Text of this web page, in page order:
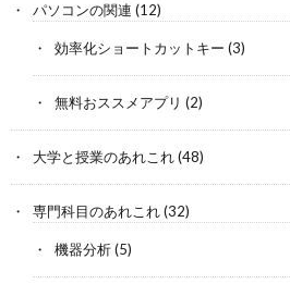
パソコンの関連 (12)
効率化ショートカットキー (3)
無料おススメアプリ (2)
大学と授業のあれこれ(48)
専門科目のあれこれ(32)
機器分析(5)